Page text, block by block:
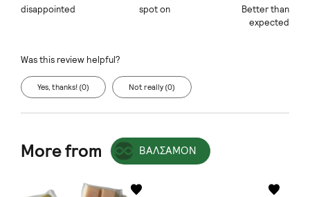
disappointed spot on
Better than
expected
Was this review helpful?
Yes, thanks! (0) Not really (0)
More from ΒΑΛΣΑΜΟΝ